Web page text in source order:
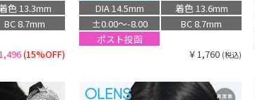
色 13.3mm
BC 8.7mm
(15%OFF)
DIA 14.5mm
着色 13.6mm
±0.00〜-8.00
BC 8.7mm
ポスト投函
￥1,760 (税込)